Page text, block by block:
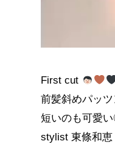
First cut
前髪斜めパッ
短いのも可愛
stylist 東條和恵